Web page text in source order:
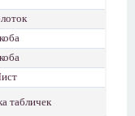
табличек